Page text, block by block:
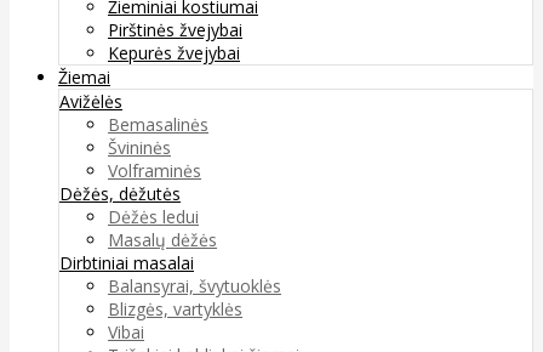
Žieminiai kostiumai
Pirštinės žvejybai
Kepurės žvejybai
Žiemai
Avižėlės
Bemasalinės
Švininės
Volframinės
Dėžės, dėžutės
Dėžės ledui
Masalų dėžės
Dirbtiniai masalai
Balansyrai, švytuoklės
Blizgės, vartyklės
Vibai